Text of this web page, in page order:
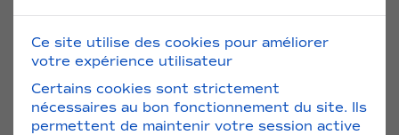
Ce site utilise des cookies pour améliorer
votre expérience utilisateur
Certains cookies sont strictement
nécessaires au bon fonctionnement du site. Ils
permettent de maintenir votre session active
Ampouliers / Sacs & Valises
PROMO !